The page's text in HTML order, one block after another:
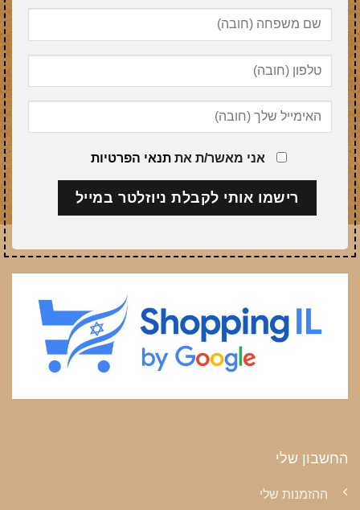
אני מאשר/ת את תנאי הפרטיות
החשבון שלי
ההזמנות שלי